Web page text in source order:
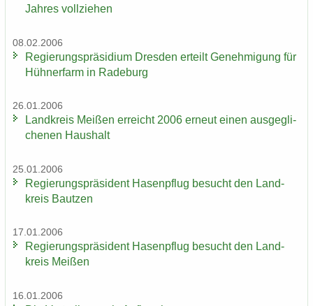
Jah­res voll­zie­hen
08.02.2006
Re­gie­rungs­prä­si­di­um Dres­den er­teilt Ge­neh­mi­gung für
Hüh­ner­farm in Ra­de­burg
26.01.2006
Land­kreis Mei­ßen er­reicht 2006 er­neut einen aus­ge­gli­
che­nen Haus­halt
25.01.2006
Re­gie­rungs­prä­si­dent Ha­sen­pflug be­sucht den Land­
kreis Baut­zen
17.01.2006
Re­gie­rungs­prä­si­dent Ha­sen­pflug be­sucht den Land­
kreis Mei­ßen
16.01.2006